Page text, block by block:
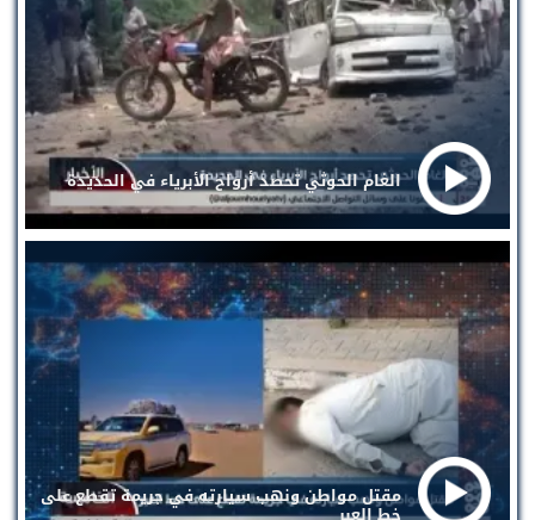
الغام الحوثي تحصد أرواح الأبرياء في الحديدة
مقتل مواطن ونهب سيارته في جريمة تقطع على